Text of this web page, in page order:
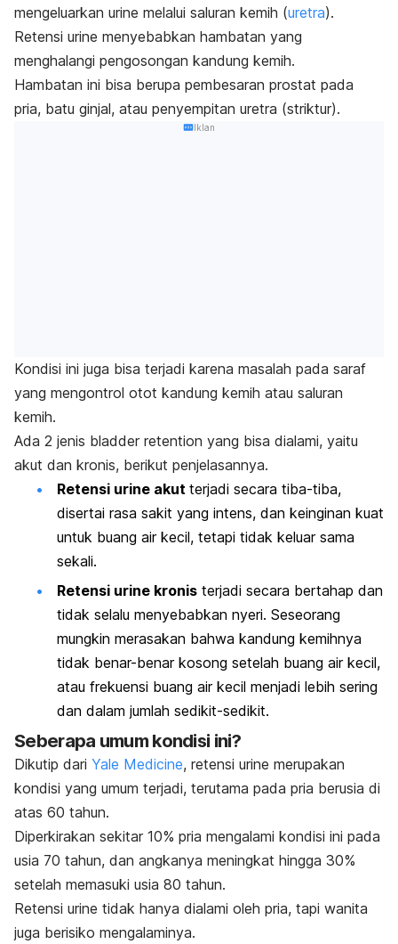
mengeluarkan urine melalui saluran kemih (uretra).
Retensi urine menyebabkan hambatan yang
menghalangi pengosongan kandung kemih.
Hambatan ini bisa berupa pembesaran prostat pada
pria, batu ginjal, atau penyempitan uretra (striktur).
Iklan
Kondisi ini juga bisa terjadi karena masalah pada saraf
yang mengontrol otot kandung kemih atau saluran
kemih.
Ada 2 jenis bladder retention yang bisa dialami, yaitu
akut dan kronis, berikut penjelasannya.
Retensi urine akut terjadi secara tiba-tiba,
disertai rasa sakit yang intens, dan keinginan kuat
untuk buang air kecil, tetapi tidak keluar sama
sekali.
Retensi urine kronis terjadi secara bertahap dan
tidak selalu menyebabkan nyeri. Seseorang
mungkin merasakan bahwa kandung kemihnya
tidak benar-benar kosong setelah buang air kecil,
atau frekuensi buang air kecil menjadi lebih sering
dan dalam jumlah sedikit-sedikit.
Seberapa umum kondisi ini?
Dikutip dari Yale Medicine, retensi urine merupakan
kondisi yang umum terjadi, terutama pada pria berusia di
atas 60 tahun.
Diperkirakan sekitar 10% pria mengalami kondisi ini pada
usia 70 tahun, dan angkanya meningkat hingga 30%
setelah memasuki usia 80 tahun.
Retensi urine tidak hanya dialami oleh pria, tapi wanita
juga berisiko mengalaminya.